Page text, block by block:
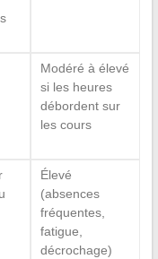
Modéré à élevé
si les heures
débordent sur
les cours
Élevé
(absences
fréquentes,
fatigue,
décrochage)